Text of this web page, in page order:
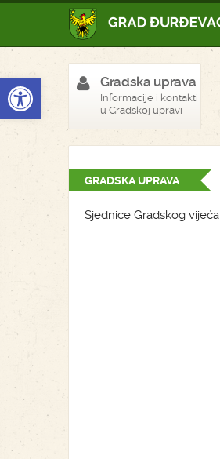
Open toolbar Gradska uprava
Informacije i kontakti
u Gradskoj upravi
GRADSKA UPRAVA
Sjednice Gradskog vijeća